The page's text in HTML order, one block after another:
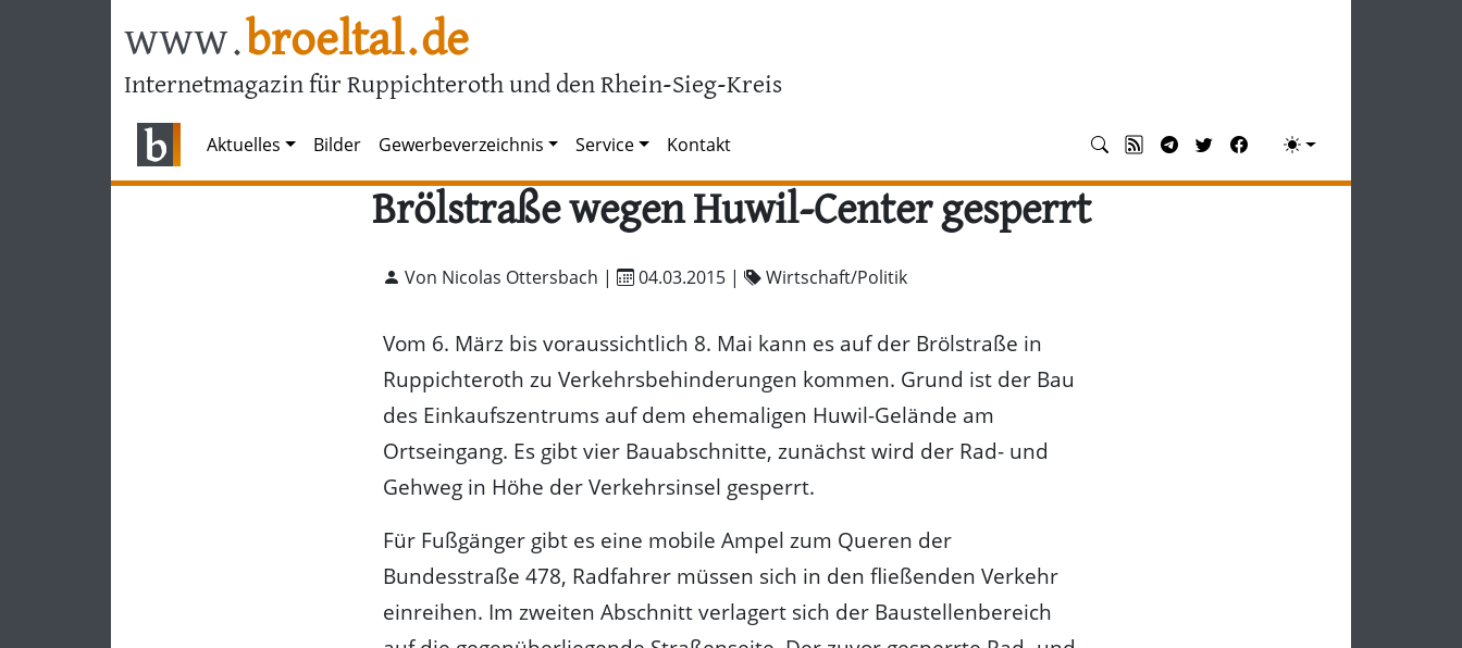
www.broeltal.de
Internetmagazin für Ruppichteroth und den Rhein-Sieg-Kreis
Aktuelles Bilder Gewerbeverzeichnis Service Kontakt
Brölstraße wegen Huwil-Center gesperrt
Von Nicolas Ottersbach | 04.03.2015 | Wirtschaft/Politik
Vom 6. März bis voraussichtlich 8. Mai kann es auf der Brölstraße in
Ruppichteroth zu Verkehrsbehinderungen kommen. Grund ist der Bau
des Einkaufszentrums auf dem ehemaligen Huwil-Gelände am
Ortseingang. Es gibt vier Bauabschnitte, zunächst wird der Rad- und
Gehweg in Höhe der Verkehrsinsel gesperrt.
Für Fußgänger gibt es eine mobile Ampel zum Queren der
Bundesstraße 478, Radfahrer müssen sich in den fließenden Verkehr
einreihen. Im zweiten Abschnitt verlagert sich der Baustellenbereich